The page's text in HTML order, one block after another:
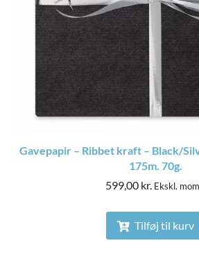
Gavepapir – Ribbet kraft – Black/
175m. 70g.
599,00 kr. Ekskl.
Tilføj til kurv